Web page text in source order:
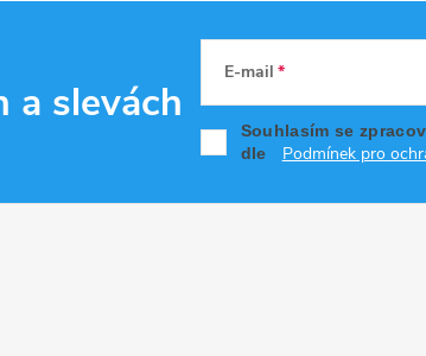
a slevách
E-mail
Souhlasím se
dle
Podmínek pro